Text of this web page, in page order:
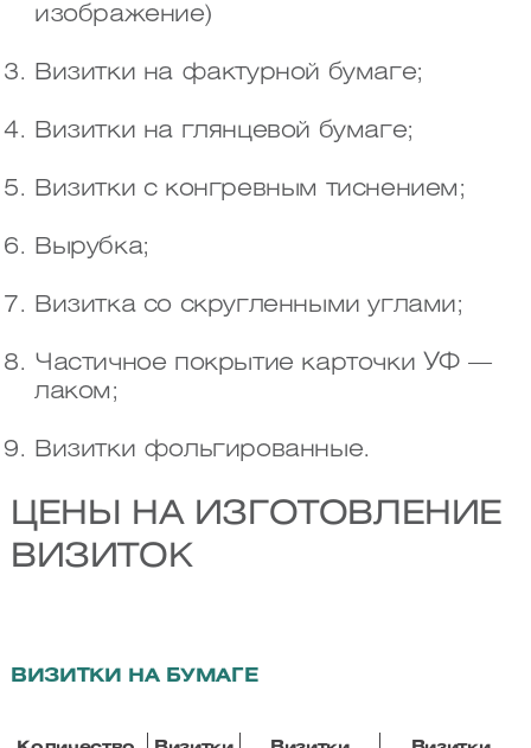
изображение)
Визитки на фактурной бумаге;
Визитки на глянцевой бумаге;
Визитки с конгревным тиснением;
Вырубка;
Визитка со скругленными углами;
Частичное покрытие карточки УФ —
лаком;
Визитки фольгированные.
ЦЕНЫ НА ИЗГОТОВЛЕНИЕ
ВИЗИТОК
ВИЗИТКИ НА БУМАГЕ